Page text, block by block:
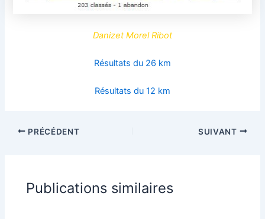
Danizet Morel Ribot
Résultats du 26 km
Résultats du 12 km
PRÉCÉDENT SUIVANT
Publications similaires